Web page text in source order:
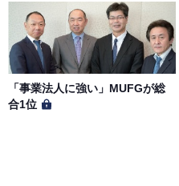
「事業法人に強い」MUFGが総
合1位